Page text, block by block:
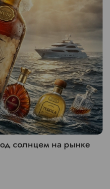
солнцем на рынке